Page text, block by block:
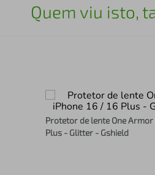
Quem viu isto,
Protetor de lente One Armor
Plus - Glitter - Gshield